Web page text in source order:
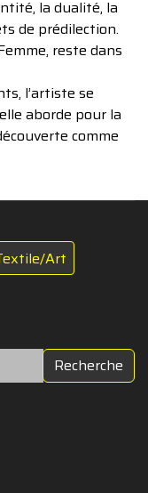
la dualité, la
de prédilection.
reste dans
l’artiste se
aborde pour la
comme
Art
Recherche